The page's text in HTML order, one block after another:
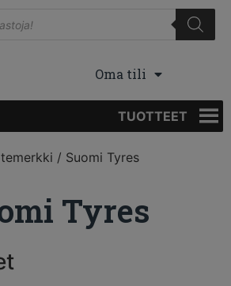
Oma tili
TUOTTEET
/ Suomi Tyres
Tyres